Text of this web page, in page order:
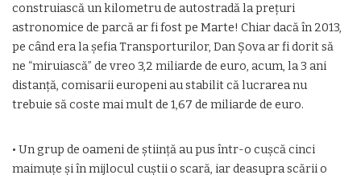
construiască un kilometru de autostradă la preţuri
astronomice de parcă ar fi fost pe Marte! Chiar dacă în 2013,
pe când era la şefia Transporturilor, Dan Şova ar fi dorit să
ne “miruiască” de vreo 3,2 miliarde de euro, acum, la 3 ani
distanţă, comisarii europeni au stabilit că lucrarea nu
trebuie să coste mai mult de 1,67 de miliarde de euro.
• Un grup de oameni de ştiinţă au pus într-o cuşcă cinci
maimuţe şi în mijlocul cuştii o scară, iar deasupra scării o